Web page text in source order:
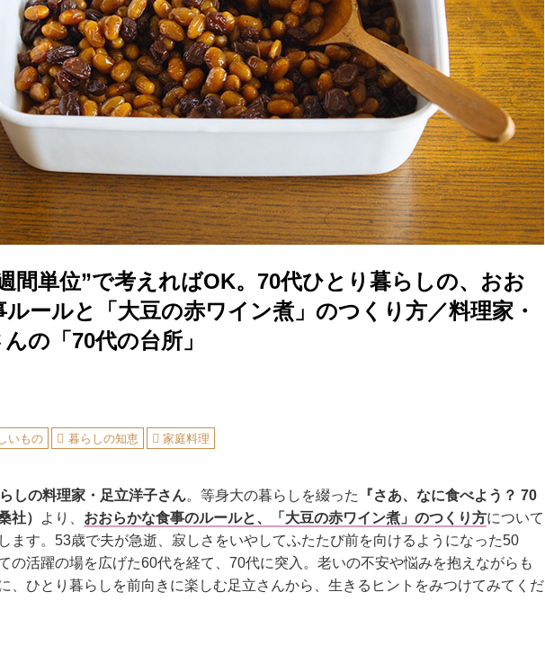
間単位”で考えればOK。70代ひとり暮らしの、おお
ルールと「大豆の赤ワイン煮」のつくり方／料理家・
の「70代の台所」
いもの 暮らしの知恵 家庭料理
しの料理家・足立洋子さん。等身大の暮らしを綴った
『さあ、なに食べよう？ 70
社）
より、 おおらかな食事のルールと、「大豆の赤ワイン煮」のつくり方について
ます。53歳で夫が急逝、寂しさをいやしてふたたび前を向けるようになった50
の活躍の場を広げた60代を経て、70代に突入。老いの不安や悩みを抱えながらも
、ひとり暮らしを前向きに楽しむ足立さんから、生きるヒントをみつけてみてくだ